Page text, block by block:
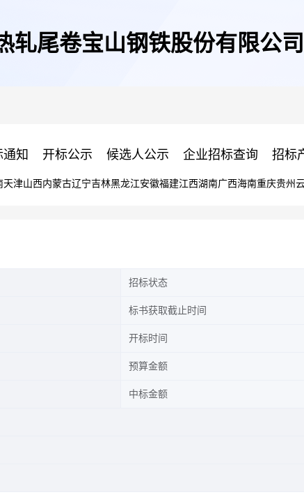
轧尾卷宝山钢铁股份有限公司
通知 开标公示 候选人公示 企业招标查询 招标
天津山西内蒙古辽宁吉林黑龙江安徽福建江西湖南广西海南重庆贵州
招标状态
标书获取截止时间
开标时间
预算金额
中标金额